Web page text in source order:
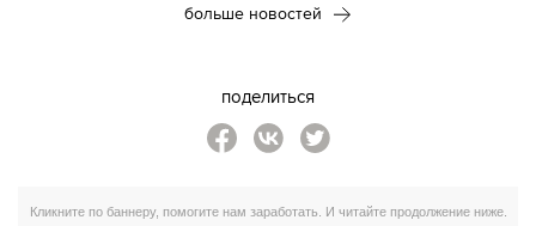
больше новостей
поделиться